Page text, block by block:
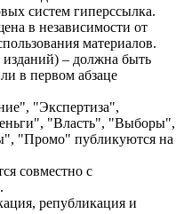
систем гиперссылка.
в независимости от
материалов.
изданий) – должна быть
в первом абзаце
"Экспертиза",
"Власть", "Выборы",
"Промо" публикуются на
совместно с
републикация и